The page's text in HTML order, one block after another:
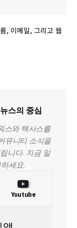
, 이메일, 그리고 웹
스의 중심
스와 텍사스를
뮤니티 소식을
니다. 지금 일
세요.
Youtube